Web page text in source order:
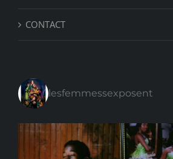
CONTACT
lesfemmessexposent